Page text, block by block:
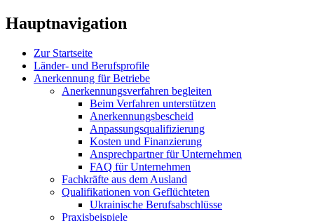
Hauptnavigation
Zur Startseite
Länder- und Berufsprofile
Anerkennung für Betriebe
Anerkennungsverfahren begleiten
Beim Verfahren unterstützen
Anerkennungsbescheid
Anpassungsqualifizierung
Kosten und Finanzierung
Ansprechpartner für Unternehmen
FAQ für Unternehmen
Fachkräfte aus dem Ausland
Qualifikationen von Geflüchteten
Ukrainische Berufsabschlüsse
Praxisbeispiele